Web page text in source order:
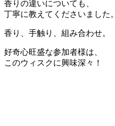
香りの違いについても、
丁寧に教えてくださいました。
香り、手触り、組み合わせ。
好奇心旺盛な参加者様は、
このウィスクに興味深々！